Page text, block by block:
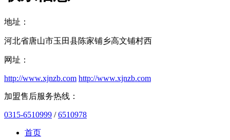
地址：
河北省唐山市玉田县陈家铺乡高文铺村西
网址：
http://www.xjnzb.com http://www.xjnzb.com
加盟售后服务热线：
0315-6510999 /6510978
首页